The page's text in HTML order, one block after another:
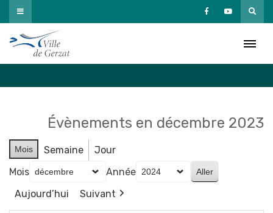
Passer
au
contenu
Évènements en décembre 2023
Mois Semaine
Jour
Mois
Année
Aujourd’hui
Suivant